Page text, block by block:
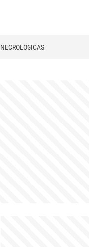
NECROLÓGICAS